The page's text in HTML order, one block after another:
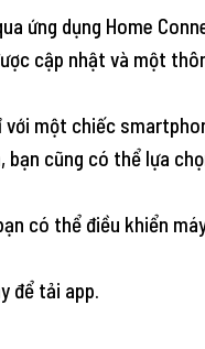
ứng dụng Home
cập nhật và một
một chiếc
cũng có thể lựa
có thể điều khiển
để tải app.